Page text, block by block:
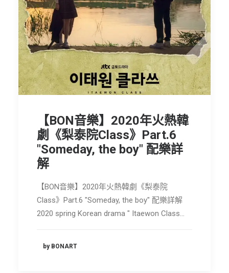
【BON音樂】2020年火熱韓
劇《梨泰院Class》Part.6
"Someday, the boy" 配樂詳
解
【BON音樂】2020年火熱韓劇《梨泰院
Class》Part.6 "Someday, the boy" 配樂詳解
2020 spring Korean drama " Itaewon Class…
by BONART